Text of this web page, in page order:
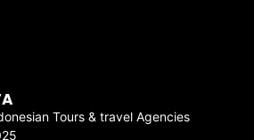
Tours & travel Agencies